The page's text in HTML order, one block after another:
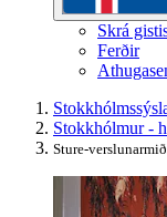
Skrá
Ferðir
Stokkhólmur -
Sture-